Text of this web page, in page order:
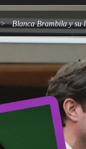
Blanca Brambila y